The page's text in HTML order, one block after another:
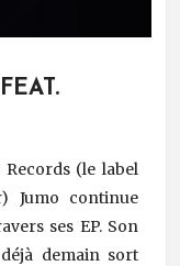
Records (le label
Jumo continue
ses EP. Son
demain sort